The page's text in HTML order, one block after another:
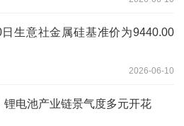
生意社金属硅基准价为9440.00
2026-06-10
锂电池产业链景气度多元开花